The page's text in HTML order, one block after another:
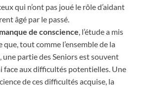
qui n’ont pas joué le rôle d’aidant
âgé par le passé.
de conscience, l’étude a mis
que, tout comme l’ensemble de la
partie des Seniors est souvent
face aux difficultés potentielles. Une
de ces difficultés acquise, la